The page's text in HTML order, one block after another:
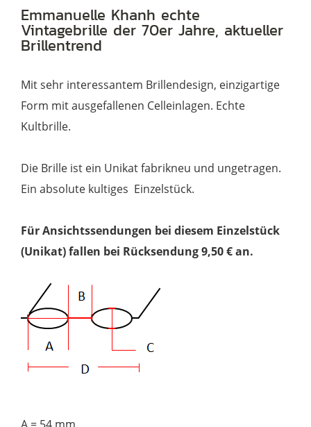
Vintage
aus
Jahren,
noch
Emmanuelle Khanh echte
Vintagebrille der 70er Jahre, aktueller
Brillentrend
Mit sehr interessantem Brillendesign, einzigartige
Form mit ausgefallenen Celleinlagen. Echte
Kultbrille.
Die Brille ist ein Unikat fabrikneu und ungetragen.
Ein absolute kultiges Einzelstück.
Für Ansichtssendungen bei diesem Einzelstück
(Unikat) fallen bei Rücksendung 9,50 € an.